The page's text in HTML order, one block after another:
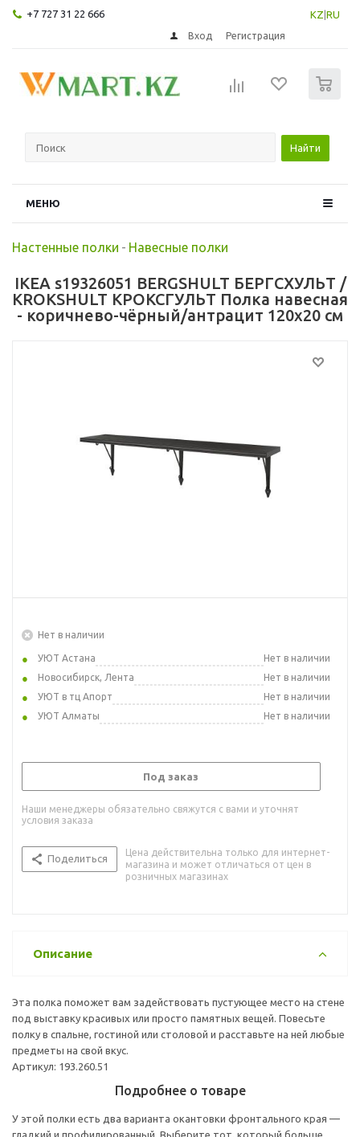
+7 727 31 22 666 KZ RU
Вход Регистрация
Найти
МЕНЮ
Настенные полки - Навесные полки
IKEA s19326051 BERGSHULT БЕРГСХУЛЬТ /
KROKSHULT КРОКСГУЛЬТ Полка навесная
- коричнево-чёрный/антрацит 120x20 см
Нет в наличии
УЮТ Астана
Нет в наличии
Новосибирск, Лента
Нет в наличии
УЮТ в тц Апорт
Нет в наличии
УЮТ Алматы
Нет в наличии
Под заказ
Наши менеджеры обязательно свяжутся с вами и уточнят
условия заказа
Поделиться
Цена действительна только для интернет-
магазина и может отличаться от цен в
розничных магазинах
Описание
Эта полка поможет вам задействовать пустующее место на стене
под выставку красивых или просто памятных вещей. Повесьте
полку в спальне, гостиной или столовой и расставьте на ней любые
предметы на свой вкус.
Артикул: 193.260.51
Подробнее о товаре
У этой полки есть два варианта окантовки фронтального края —
гладкий и профилированный. Выберите тот, который больше